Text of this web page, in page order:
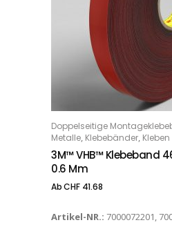
OPTIONS
Dieses Produkt weist mehrere Varianten auf. Die Optionen können auf der Produktseite gewählt werden
Doppelseitige
Metalle, Klebebänder, Kleben
3M™ VHB™ Klebeband
0.6 Mm
AbCHF41.68
Artikel-NR.: 7000072201,